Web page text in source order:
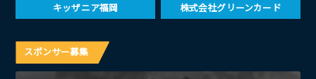
キッザニア福岡 株式会社グリーンカード
スポンサー募集